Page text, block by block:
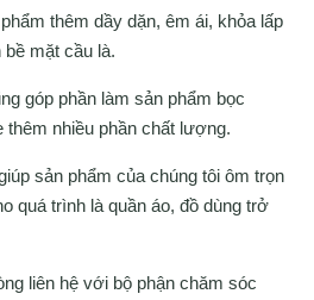
thêm dầy dặn, êm ái, khỏa lấp
mặt cầu là.
góp phần làm sản phẩm bọc
thêm nhiều phần chất lượng.
sản phẩm của chúng tôi ôm trọn
quá trình là quần áo, đồ dùng trở
liên hệ với bộ phận chăm sóc